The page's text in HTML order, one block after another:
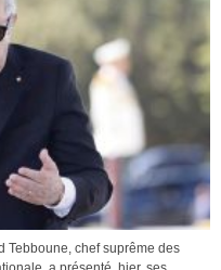
Tebboune, chef suprême des